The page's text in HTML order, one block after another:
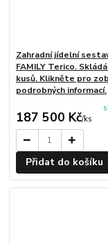
Zahradní jídelní
FAMILY Terico.
kusů. Klikněte pro
podrobných informací.
187 500 Kč/ks
Přidat do košíku